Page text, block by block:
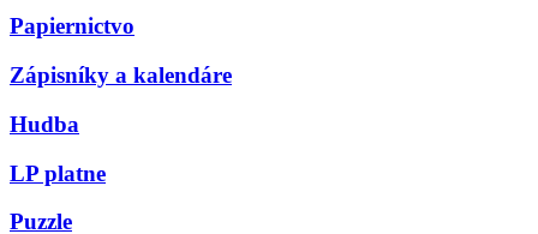
Papiernictvo
Zápisníky a kalendáre
Hudba
LP platne
Puzzle